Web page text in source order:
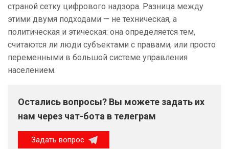
страной сетку цифрового надзора. Разница между
этими двумя подходами — не техническая, а
политическая и этическая: она определяется тем,
считаются ли люди субъектами с правами, или просто
переменными в большой системе управления
населением.
Остались вопросы? Вы можете задать их
нам через чат-бота в телеграм
Задать вопрос